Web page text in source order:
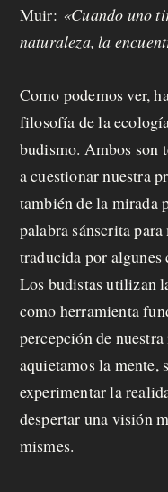
Muir: «Cuando uno
naturaleza, la
Como podemos ver,
filosofía de la
budismo. Ambos son
a cuestionar nuestra
también de la mirada
palabra sánscrita
traducida por
Los budistas utilizan
como herramienta
percepción de
aquietamos la mente,
experimentar la
despertar una visión
mismes.